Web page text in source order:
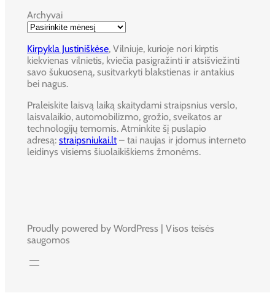
Archyvai
Kirpykla Justiniškėse, Vilniuje, kurioje nori kirptis
kiekvienas vilnietis, kviečia pasigražinti ir atsišviežinti
savo šukuoseną, susitvarkyti blakstienas ir antakius
bei nagus.
Praleiskite laisvą laiką skaitydami straipsnius verslo,
laisvalaikio, automobilizmo, grožio, sveikatos ar
technologijų temomis. Atminkite šį puslapio
adresą: straipsniukai.lt– tai naujas ir įdomus interneto
leidinys visiems šiuolaikiškiems žmonėms.
Proudly powered by WordPress | Visos teisės
saugomos